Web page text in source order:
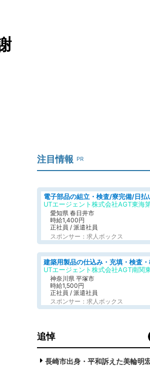
注目情報 PR
UTエージェント株式会社AGT東海
愛知県 春日井市
時給1,400円
正社員 / 派遣社員
スポンサー：求人ボックス
神奈川県 平塚市
時給1,500円
正社員 / 派遣社員
スポンサー：求人ボックス
追悼
長崎市出身・平和訴えた美輪明